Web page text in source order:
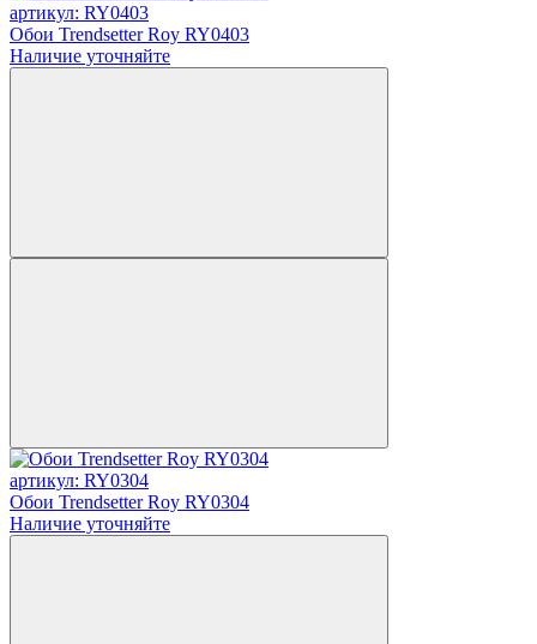
артикул: RY0403
Обои Trendsetter Roy RY0403
Наличие уточняйте
артикул: RY0304
Обои Trendsetter Roy RY0304
Наличие уточняйте